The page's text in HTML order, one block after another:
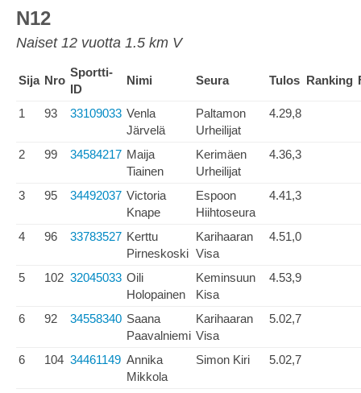
N12
Naiset 12 vuotta 1.5 km V
Sija Nro
Sportti-
ID
Nimi Seura Tulos Ranking
1 93 33109033 Venla
Järvelä
Paltamon
Urheilijat
4.29,8
2 99 34584217 Maija
Tiainen
Kerimäen
Urheilijat
4.36,3
3 95 34492037 Victoria
Knape
Espoon
Hiihtoseura
4.41,3
4 96 33783527 Kerttu
Pirneskoski
Karihaaran
Visa
4.51,0
5 102 32045033 Oili
Holopainen
Keminsuun
Kisa
4.53,9
6 92 34558340 Saana
Paavalniemi
Karihaaran
Visa
5.02,7
6 104 34461149 Annika
Mikkola
Simon Kiri 5.02,7